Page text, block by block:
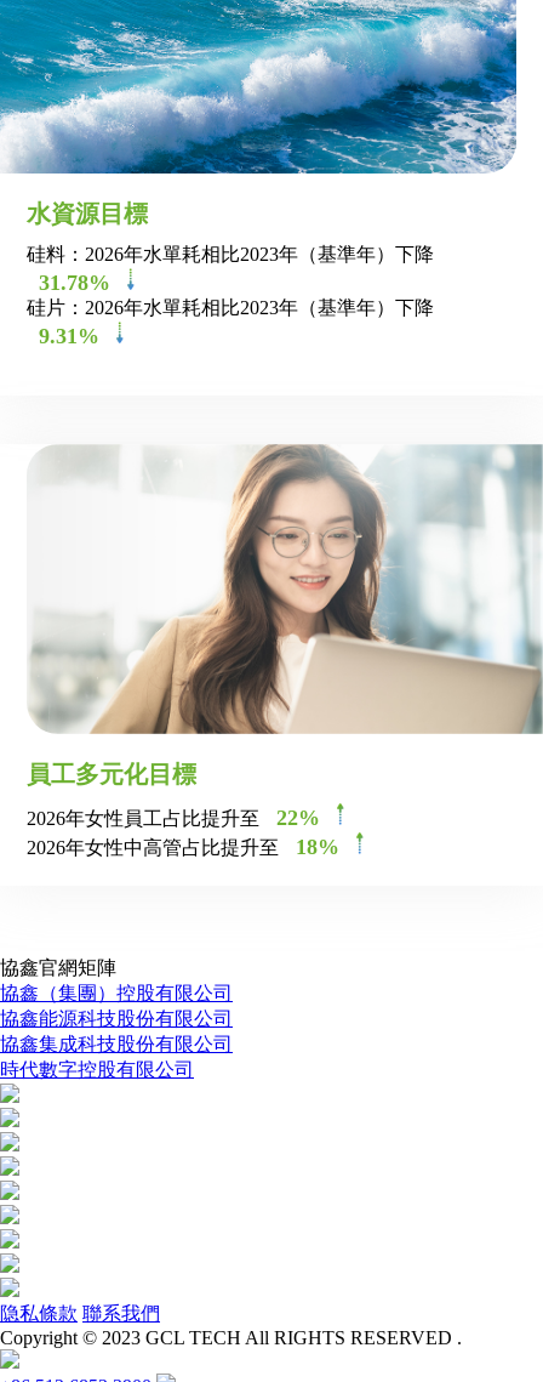
水資源目標
硅料：2026年水單耗相比2023年（基準年）下降
31.78%
硅片：2026年水單耗相比2023年（基準年）下降
9.31%
員工多元化目標
2026年女性員工占比提升至 22%
2026年女性中高管占比提升至 18%
協鑫官網矩陣
協鑫（集團）控股有限公司
協鑫能源科技股份有限公司
協鑫集成科技股份有限公司
時代數字控股有限公司
隐私條款 聯系我們
Copyright © 2023 GCL TECH All RIGHTS RESERVED .